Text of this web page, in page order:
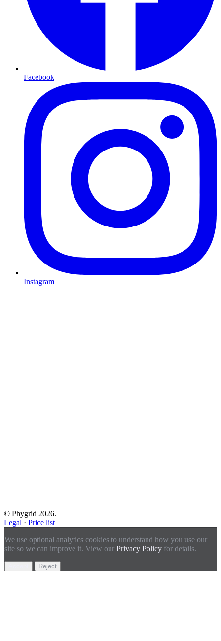
Facebook
Instagram
© Phygrid 2026.
Legal · Price list
We use optional analytics cookies to understand how you use our
site so we can improve it. View our Privacy Policy for details.
Reject